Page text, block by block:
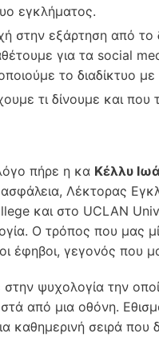
εγκλήματος.
στην εξάρτηση από το
για τα social
το διαδίκτυο με
τι δίνουμε και που
πήρε η κα Κέλλυ
Λέκτορας
και στο UCLAN
Ο τρόπος που μας
έφηβοι, γεγονός που
ψυχολογία την
από μια οθόνη.
καθημερινή σειρά που